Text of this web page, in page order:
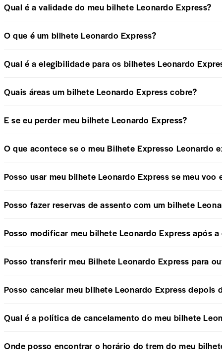
Qual é a validade do meu bilhete Leonardo Express?
O que é um bilhete Leonardo Express?
Qual é a elegibilidade para os bilhetes Leonardo
Quais áreas um bilhete Leonardo Express cobre?
E se eu perder meu bilhete Leonardo Express?
O que acontece se o meu Bilhete Expresso Leonardo
Posso usar meu bilhete Leonardo Express se meu voo
Posso fazer reservas de assento com um bilhete
Posso modificar meu bilhete Leonardo Express após a
Posso transferir meu Bilhete Leonardo Express para
Posso cancelar meu bilhete Leonardo Express depois
Qual é a política de cancelamento do meu bilhete
Onde posso encontrar o horário do trem do meu